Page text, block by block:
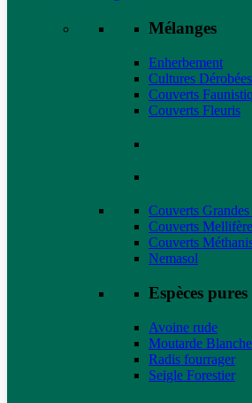
Mélanges
Enherbement
Cultures Dérobées
Couverts
Couverts Fleuris
Couverts
Couverts
Couverts
Nemasol
Espèces pures
Avoine rude
Moutarde Blanche
Radis fourrager
Seigle Forestier